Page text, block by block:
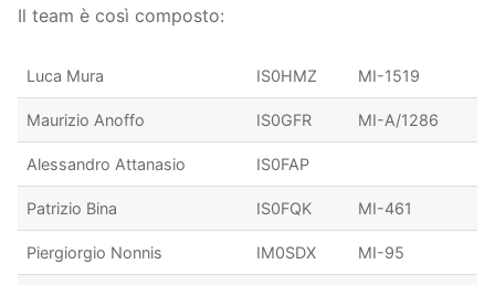
Il team è così composto:
Luca Mura IS0HMZ MI-1519
Maurizio Anoffo IS0GFR MI-A/1286
Alessandro Attanasio IS0FAP
Patrizio Bina IS0FQK MI-461
Piergiorgio Nonnis IM0SDX MI-95